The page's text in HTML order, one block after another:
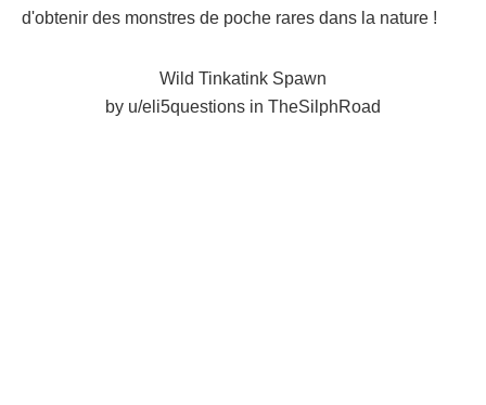
d'obtenir des monstres de poche rares dans la nature !
Wild Tinkatink Spawn
by u/eli5questions in TheSilphRoad